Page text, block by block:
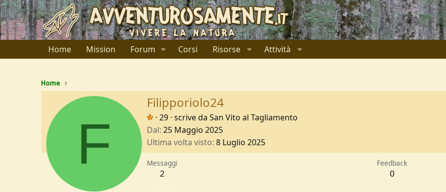
Home Mission Forum Corsi Risorse Attività
Home
F
Filipporiolo24
· 29 · scrive da San Vito al Tagliamento
Dal 25 Maggio 2025
Ultima volta visto 8 Luglio 2025
Messaggi
2
Feedback
0